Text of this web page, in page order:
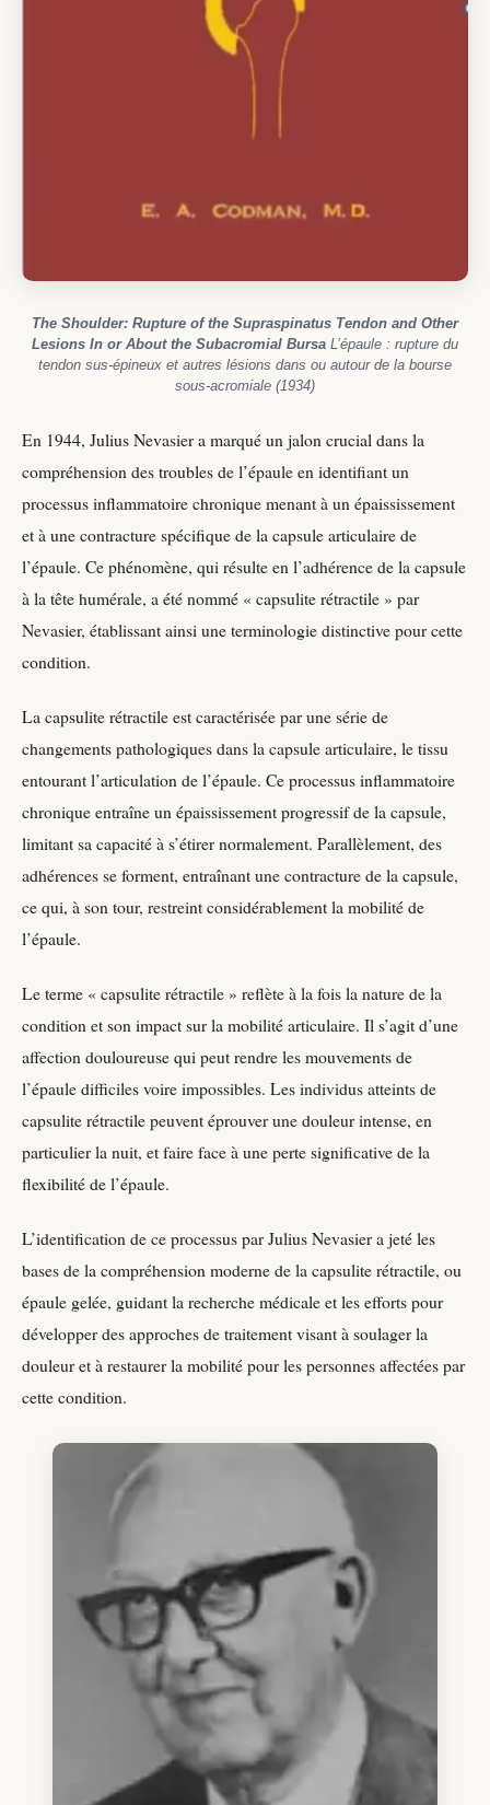
The Shoulder: Rupture of the Supraspinatus Tendon and Other
Lesions In or About the Subacromial Bursa L’épaule : rupture du
tendon sus-épineux et autres lésions dans ou autour de la bourse
sous-acromiale (1934)
En 1944, Julius Nevasier a marqué un jalon crucial dans la
compréhension des troubles de l’épaule en identifiant un
processus inflammatoire chronique menant à un épaississement
et à une contracture spécifique de la capsule articulaire de
l’épaule. Ce phénomène, qui résulte en l’adhérence de la capsule
à la tête humérale, a été nommé « capsulite rétractile » par
Nevasier, établissant ainsi une terminologie distinctive pour cette
condition.
La capsulite rétractile est caractérisée par une série de
changements pathologiques dans la capsule articulaire, le tissu
entourant l’articulation de l’épaule. Ce processus inflammatoire
chronique entraîne un épaississement progressif de la capsule,
limitant sa capacité à s’étirer normalement. Parallèlement, des
adhérences se forment, entraînant une contracture de la capsule,
ce qui, à son tour, restreint considérablement la mobilité de
l’épaule.
Le terme « capsulite rétractile » reflète à la fois la nature de la
condition et son impact sur la mobilité articulaire. Il s’agit d’une
affection douloureuse qui peut rendre les mouvements de
l’épaule difficiles voire impossibles. Les individus atteints de
capsulite rétractile peuvent éprouver une douleur intense, en
particulier la nuit, et faire face à une perte significative de la
flexibilité de l’épaule.
L’identification de ce processus par Julius Nevasier a jeté les
bases de la compréhension moderne de la capsulite rétractile, ou
épaule gelée, guidant la recherche médicale et les efforts pour
développer des approches de traitement visant à soulager la
douleur et à restaurer la mobilité pour les personnes affectées par
cette condition.